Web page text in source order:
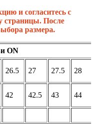
и согласитесь с
страницы. После
размера.
ON
26.5 27 27.5 28
42 42.5 43 44